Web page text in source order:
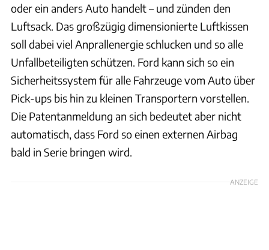
oder ein anders Auto handelt – und zünden den
Luftsack. Das großzügig dimensionierte Luftkissen
soll dabei viel Anprallenergie schlucken und so alle
Unfallbeteiligten schützen. Ford kann sich so ein
Sicherheitssystem für alle Fahrzeuge vom Auto über
Pick-ups bis hin zu kleinen Transportern vorstellen.
Die Patentanmeldung an sich bedeutet aber nicht
automatisch, dass Ford so einen externen Airbag
bald in Serie bringen wird.
ANZEIGE